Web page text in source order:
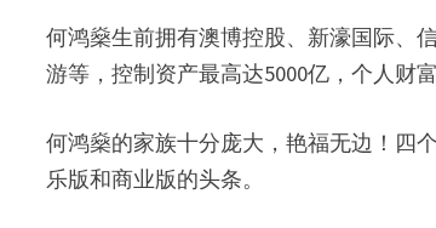
何鸿燊生前拥有澳博控股、新濠国际、
游等，控制资产最高达5000亿，个人财富
何鸿燊的家族十分庞大，艳福无边！四
乐版和商业版的头条。